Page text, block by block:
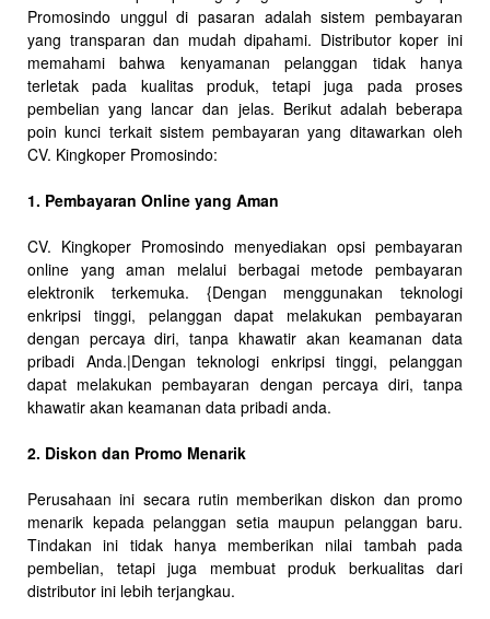
Promosindo unggul di pasaran adalah sistem pembayaran
yang transparan dan mudah dipahami. Distributor koper ini
memahami bahwa kenyamanan pelanggan tidak hanya
terletak pada kualitas produk, tetapi juga pada proses
pembelian yang lancar dan jelas. Berikut adalah beberapa
poin kunci terkait sistem pembayaran yang ditawarkan oleh
CV. Kingkoper Promosindo:
1. Pembayaran Online yang Aman
CV. Kingkoper Promosindo menyediakan opsi pembayaran
online yang aman melalui berbagai metode pembayaran
elektronik terkemuka. {Dengan menggunakan teknologi
enkripsi tinggi, pelanggan dapat melakukan pembayaran
dengan percaya diri, tanpa khawatir akan keamanan data
pribadi Anda.|Dengan teknologi enkripsi tinggi, pelanggan
dapat melakukan pembayaran dengan percaya diri, tanpa
khawatir akan keamanan data pribadi anda.
2. Diskon dan Promo Menarik
Perusahaan ini secara rutin memberikan diskon dan promo
menarik kepada pelanggan setia maupun pelanggan baru.
Tindakan ini tidak hanya memberikan nilai tambah pada
pembelian, tetapi juga membuat produk berkualitas dari
distributor ini lebih terjangkau.